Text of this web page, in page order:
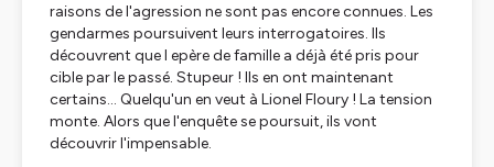
raisons de l'agression ne sont pas encore connues. Les
gendarmes poursuivent leurs interrogatoires. Ils
découvrent que l epère de famille a déjà été pris pour
cible par le passé. Stupeur ! Ils en ont maintenant
certains... Quelqu'un en veut à Lionel Floury ! La tension
monte. Alors que l'enquête se poursuit, ils vont
découvrir l'impensable.